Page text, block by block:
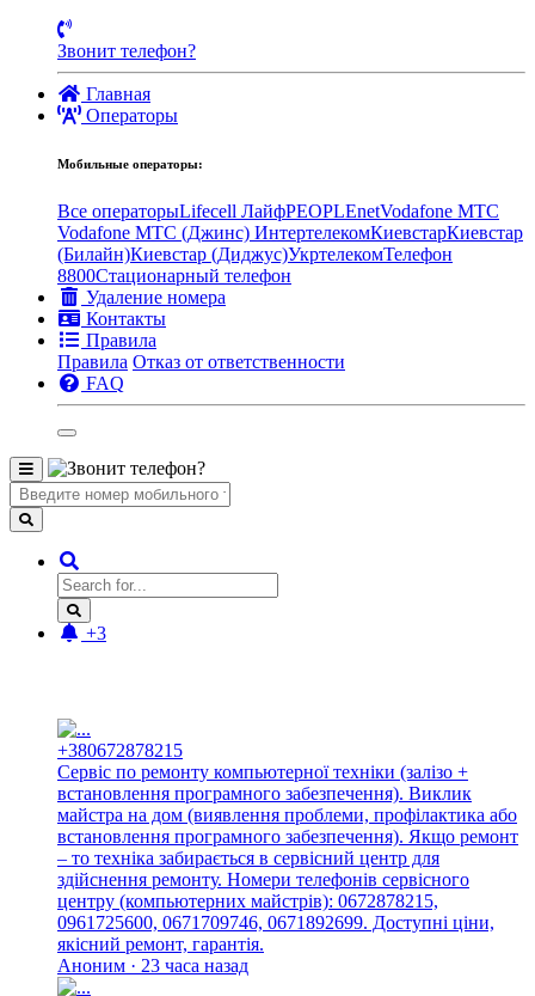
Звонит телефон?
Главная
Операторы
Мобильные операторы:
Все операторыLifecell ЛайфPEOPLEnetVodafone MTC
Vodafone МТС (Джинс) ИнтертелекомКиевстарКиевстар
(Билайн)Киевстар (Диджус)УкртелекомТелефон
8800Стационарный телефон
Удаление номера
Контакты
Правила
Правила Отказ от ответственности
FAQ
+3
+380672878215
Сервіс по ремонту компьютерної техніки (залізо +
встановлення програмного забезпечення). Виклик
майстра на дом (виявлення проблеми, профілактика або
встановлення програмного забезпечення). Якщо ремонт
– то техніка забирається в сервісний центр для
здійснення ремонту. Номери телефонів сервісного
центру (компьютерних майстрів): 0672878215,
0961725600, 0671709746, 0671892699. Доступні ціни,
якісний ремонт, гарантія.
Аноним · 23 часа назад